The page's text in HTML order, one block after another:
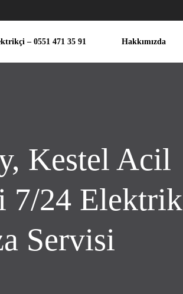
– 0551 471 35 91 Hakkımızda
Kestel Acil
7/24 Elektrik
Servisi